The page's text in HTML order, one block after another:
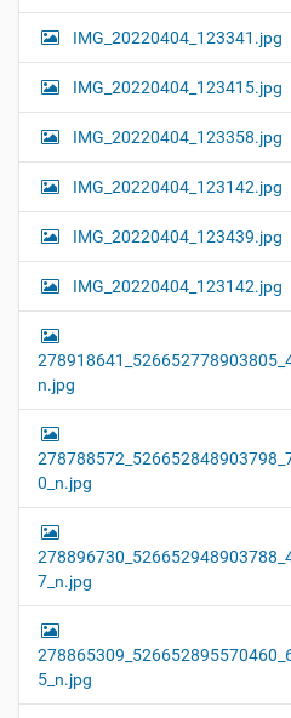
IMG_20220404_123341.jpg
IMG_20220404_123415.jpg
IMG_20220404_123358.jpg
IMG_20220404_123142.jpg
IMG_20220404_123439.jpg
IMG_20220404_123142.jpg
n.jpg
0_n.jpg
7_n.jpg
5_n.jpg